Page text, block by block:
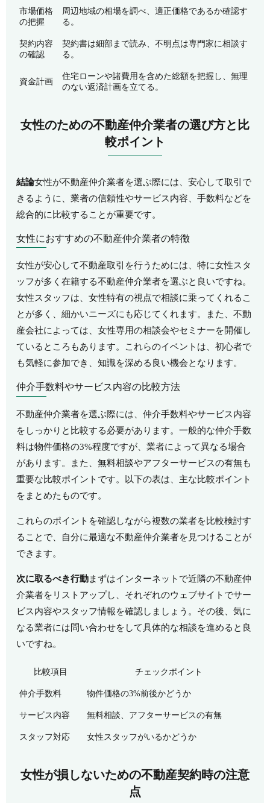
市場価格
の把握
周辺地域の相場を調べ、適正価格であるか確認す
る。
契約内容
の確認
契約書は細部まで読み、不明点は専門家に相談す
る。
資金計画
住宅ローンや諸費用を含めた総額を把握し、無理
のない返済計画を立てる。
女性のための不動産仲介業者の選び方と比
較ポイント
結論女性が不動産仲介業者を選ぶ際には、安心して取引で
きるように、業者の信頼性やサービス内容、手数料などを
総合的に比較することが重要です。
女性におすすめの不動産仲介業者の特徴
女性が安心して不動産取引を行うためには、特に女性スタ
ッフが多く在籍する不動産仲介業者を選ぶと良いですね。
女性スタッフは、女性特有の視点で相談に乗ってくれるこ
とが多く、細かいニーズにも応じてくれます。また、不動
産会社によっては、女性専用の相談会やセミナーを開催し
ているところもあります。これらのイベントは、初心者で
も気軽に参加でき、知識を深める良い機会となります。
仲介手数料やサービス内容の比較方法
不動産仲介業者を選ぶ際には、仲介手数料やサービス内容
をしっかりと比較する必要があります。一般的な仲介手数
料は物件価格の3%程度ですが、業者によって異なる場合
があります。また、無料相談やアフターサービスの有無も
重要な比較ポイントです。以下の表は、主な比較ポイント
をまとめたものです。
これらのポイントを確認しながら複数の業者を比較検討す
ることで、自分に最適な不動産仲介業者を見つけることが
できます。
次に取るべき行動まずはインターネットで近隣の不動産仲
介業者をリストアップし、それぞれのウェブサイトでサー
ビス内容やスタッフ情報を確認しましょう。その後、気に
なる業者には問い合わせをして具体的な相談を進めると良
いですね。
比較項目 チェックポイント
仲介手数料 物件価格の3%前後かどうか
サービス内容 無料相談、アフターサービスの有無
スタッフ対応 女性スタッフがいるかどうか
女性が損しないための不動産契約時の注意
点